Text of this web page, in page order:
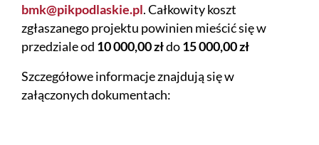
bmk@pikpodlaskie.pl. Całkowity koszt
zgłaszanego projektu powinien mieścić się w
przedziale od 10 000,00 złdo15 000,00 zł
Szczegółowe informacje znajdują się w
załączonych dokumentach: